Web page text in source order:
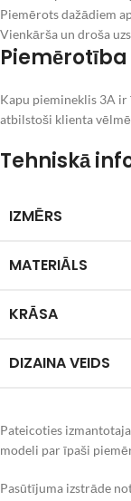
Piemērots dažādiem
Vienkārša un droša
Kapu piemineklis 3A ir
atbilstoši klienta
Tehniskā
IZMĒRS
MATERIĀLS
KRĀSA
DIZAINA VEIDS
Pateicoties
modeli par īpaši
Pasūtījuma izstrāde